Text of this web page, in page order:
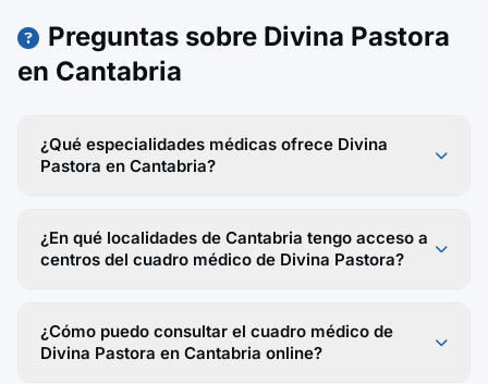
Preguntas sobre Divina Pastora
en Cantabria
¿Qué especialidades médicas ofrece Divina
Pastora en Cantabria?
¿En qué localidades de Cantabria tengo acceso a
centros del cuadro médico de Divina Pastora?
¿Cómo puedo consultar el cuadro médico de
Divina Pastora en Cantabria online?